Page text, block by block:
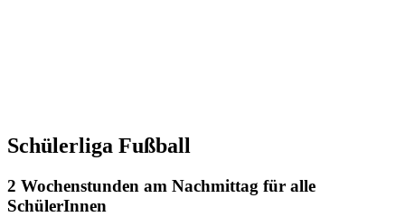
Schülerliga Fußball
2 Wochenstunden am Nachmittag für alle
SchülerInnen